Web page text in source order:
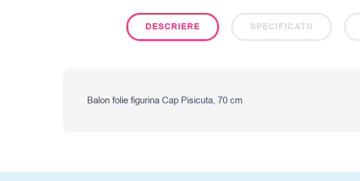
DESCRIERE SPECIFICATII
Balon folie figurina Cap Pisicuta, 70 cm